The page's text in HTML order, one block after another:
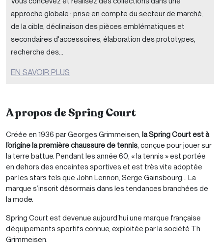
approche globale : prise en compte du secteur de marché,
de la cible, déclinaison des pièces emblématiques et
secondaires d'accessoires, élaboration des prototypes,
recherche des...
EN SAVOIR PLUS
A propos de Spring Court
Créée en 1936 par Georges Grimmeisen, la Spring Court est à
l’origine la première chaussure de tennis, conçue pour jouer sur
la terre battue. Pendant les année 60, « la tennis » est portée
en dehors des enceintes sportives et est très vite adoptée
par les stars tels que John Lennon, Serge Gainsbourg… La
marque s’inscrit désormais dans les tendances branchées de
la mode.
Spring Court est devenue aujourd’hui une marque française
d’équipements sportifs connue, exploitée par la société Th.
Grimmeisen.